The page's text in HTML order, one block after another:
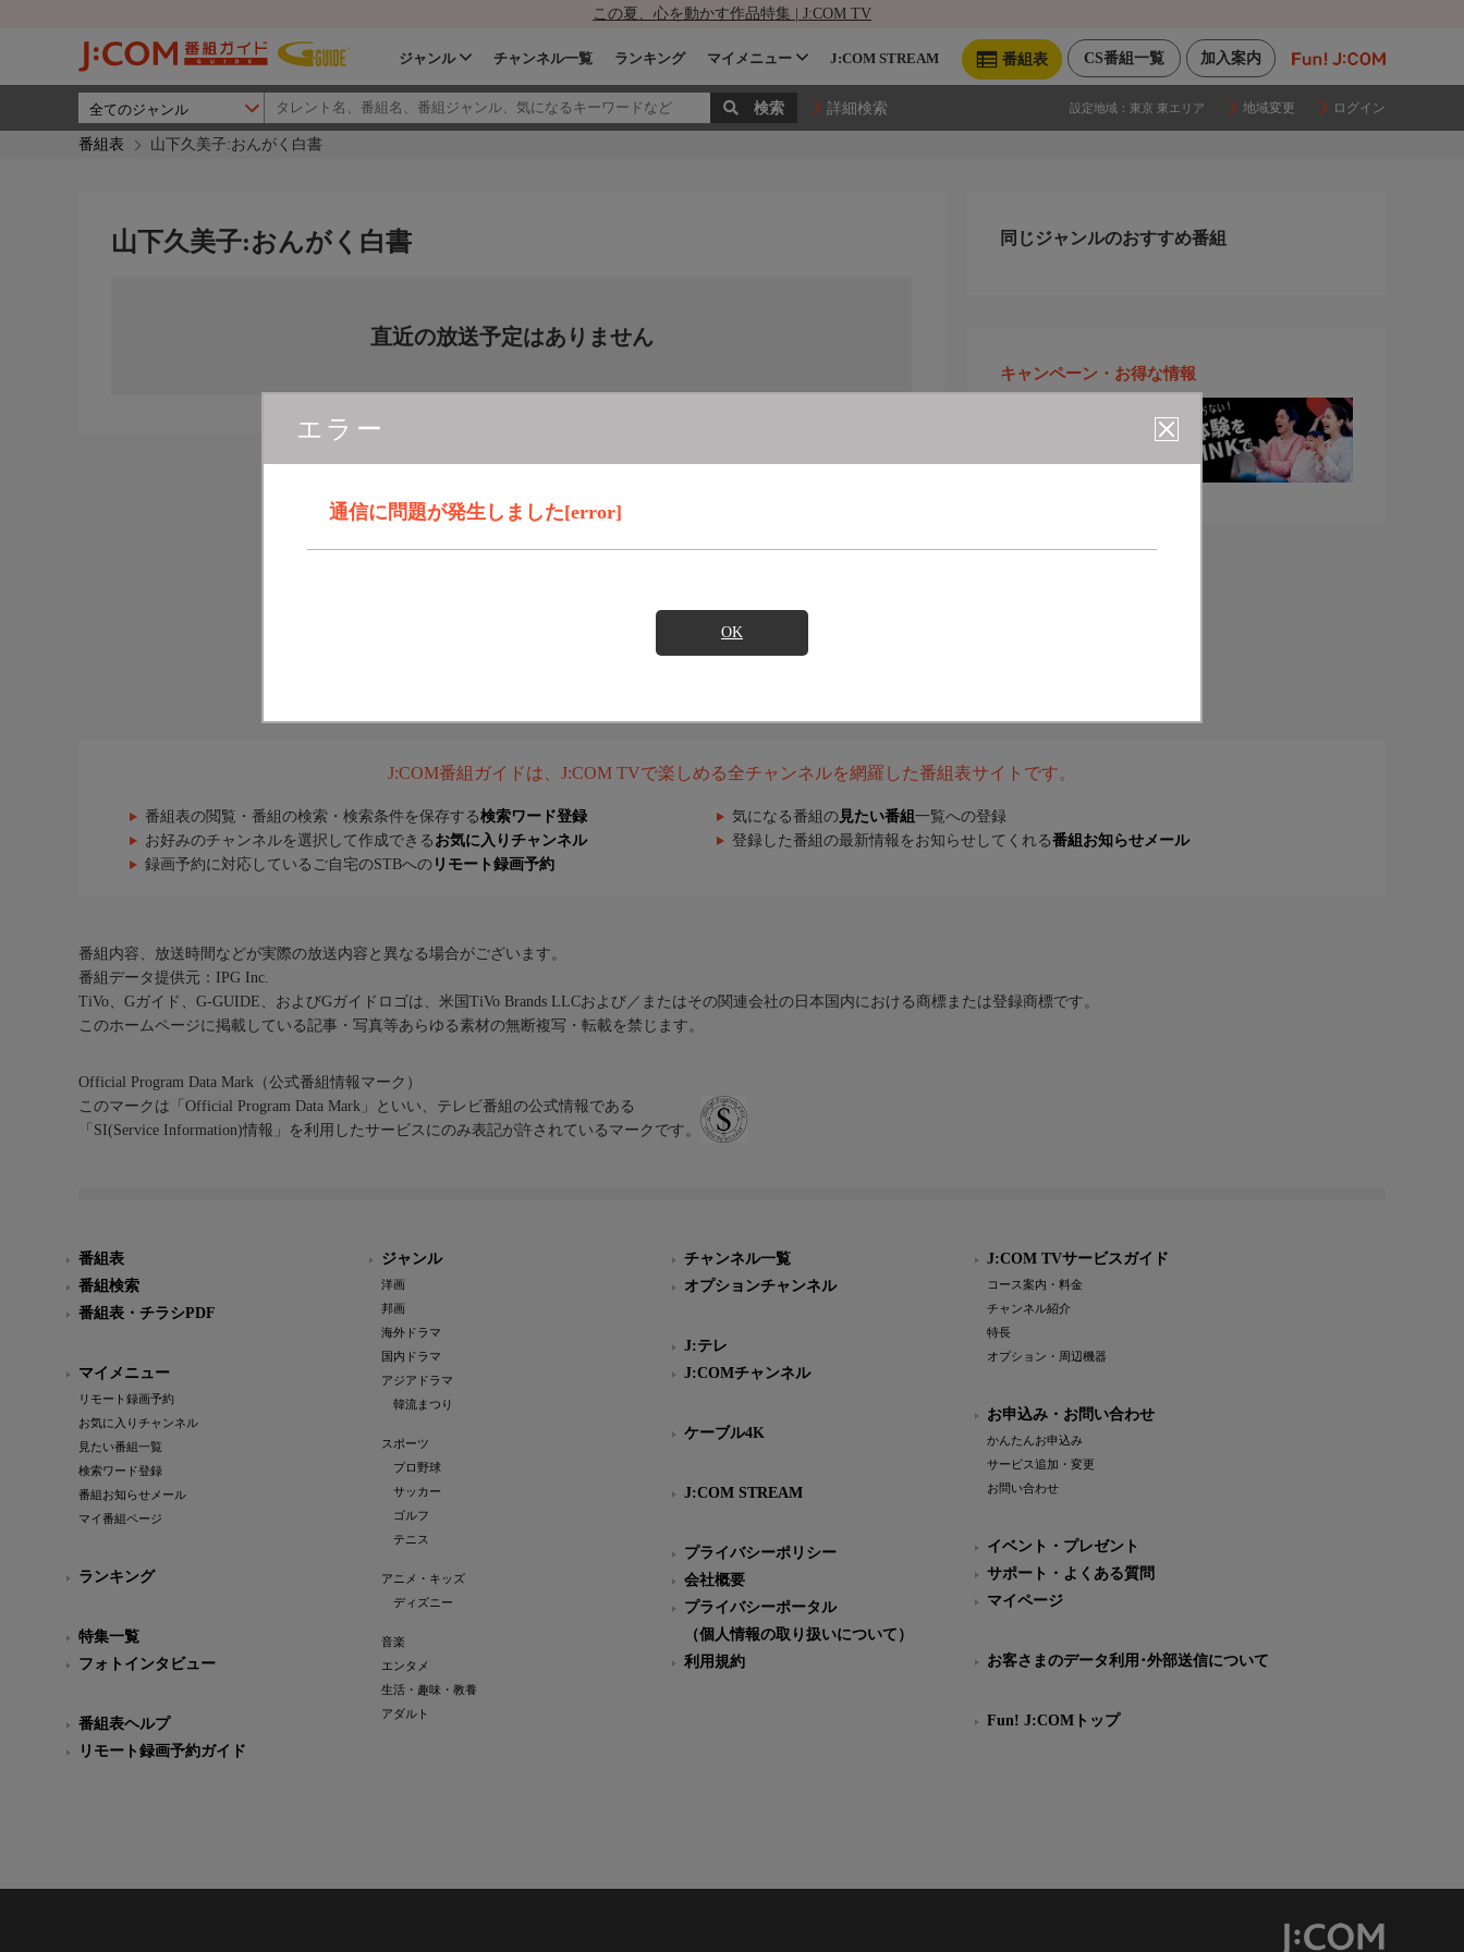
この夏、心を動かす作品特集 | J:COM TV
加入案内
CS番組一覧
番組表
ジャンル チャンネル一覧 ランキング マイメニュー J:COM STREAM
詳細検索 設定地域： 東京 東エリア 地域変更 ログイン
番組表 山下久美子:おんがく白書
エラー
通信に問題が発生しました[error]
OK
山下久美子:おんがく白書
直近の放送予定はありません
同じジャンルのおすすめ番組
キャンペーン・お得な情報
J:COM番組ガイドは、J:COM TVで楽しめる全チャンネルを網羅した番組表サイトです。
番組表の閲覧・番組の検索・検索条件を保存する検索ワード登録 気になる番組の 見たい番組 一覧への登録
お好みのチャンネルを選択して作成できる お気に入りチャンネル 登録した番組の最新情報をお知らせしてくれる番組お知らせメール
録画予約に対応しているご自宅のSTBへの リモート録画予約
番組内容、放送時間などが実際の放送内容と異なる場合がございます。
番組データ提供元：IPG Inc.
TiVo、Gガイド、G-GUIDE、およびGガイドロゴは、米国TiVo Brands LLCおよび／またはその関連会社の日本国内における商標または登録商標です。
このホームページに掲載している記事・写真等あらゆる素材の無断複写・転載を禁じます。
Official Program Data Mark（公式番組情報マーク）
このマークは「Official Program Data Mark」といい、テレビ番組の公式情報である
「SI(Service Information)情報」を利用したサービスにのみ表記が許されているマークです。
番組表
番組検索
番組表・チラシPDF
マイメニュー
リモート録画予約
お気に入りチャンネル
見たい番組一覧
検索ワード登録
番組お知らせメール
マイ番組ページ
ランキング
特集一覧
フォトインタビュー
番組表ヘルプ
リモート録画予約ガイド
ジャンル
洋画
邦画
海外ドラマ
国内ドラマ
アジアドラマ
韓流まつり
スポーツ
プロ野球
サッカー
ゴルフ
テニス
アニメ・キッズ
ディズニー
音楽
エンタメ
生活・趣味・教養
アダルト
チャンネル一覧
オプションチャンネル
J:テレ
J:COMチャンネル
ケーブル4K
J:COM STREAM
プライバシーポリシー
会社概要
プライバシーポータル
（個人情報の取り扱いについて）
利用規約
J:COM TVサービスガイド
コース案内・料金
チャンネル紹介
特長
オプション・周辺機器
お申込み・お問い合わせ
かんたんお申込み
サービス追加・変更
お問い合わせ
イベント・プレゼント
サポート・よくある質問
マイページ
お客さまのデータ利用･外部送信について
Fun! J:COMトップ